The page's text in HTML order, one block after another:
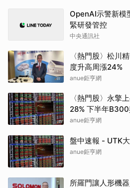
OpenAI示警新
緊研發管控
中央通訊社
〈熱門股〉松川
度升高周漲24%
anue鉅亨網
〈熱門股〉永擎
28% 下半年
anue鉅亨網
盤中速報 - UTK
anue鉅亨網
所羅門讓人形機